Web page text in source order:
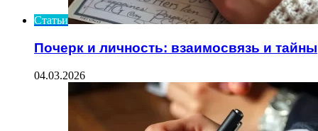
Статьи
Почерк и личность: взаимосвязь и тайны
04.03.2026